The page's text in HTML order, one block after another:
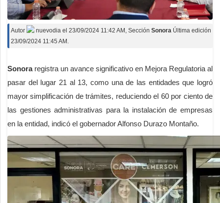
Autor nuevodia el 23/09/2024 11:42 AM , Sección Sonora Última edición
23/09/2024 11:45 AM.
Sonora registra un avance significativo en Mejora Regulatoria al
pasar del lugar 21 al 13, como una de las entidades que logró
mayor simplificación de trámites, reduciendo el 60 por ciento de
las gestiones administrativas para la instalación de empresas
en la entidad, indicó el gobernador Alfonso Durazo Montaño.